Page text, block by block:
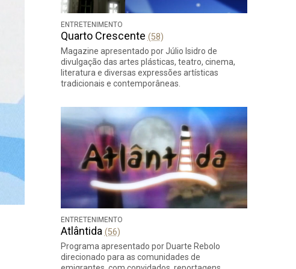
ENTRETENIMENTO
Quarto Crescente (58)
Magazine apresentado por Júlio Isidro de
divulgação das artes plásticas, teatro, cinema,
literatura e diversas expressões artísticas
tradicionais e contemporâneas.
ENTRETENIMENTO
Atlântida (56)
Programa apresentado por Duarte Rebolo
direcionado para as comunidades de